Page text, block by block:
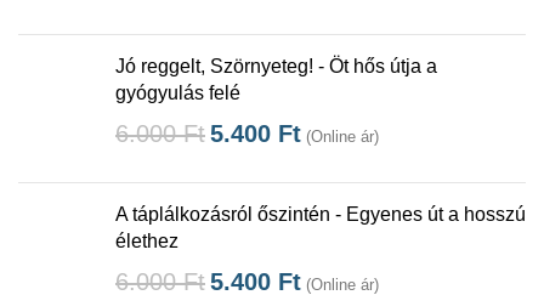
Jó reggelt, Szörnyeteg! - Öt hős útja a
gyógyulás felé
6.000Ft5.400 Ft (Online ár)
A táplálkozásról őszintén - Egyenes út a hosszú
élethez
6.000Ft5.400 Ft (Online ár)